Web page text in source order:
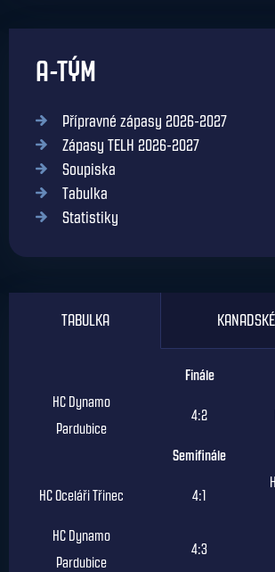
A-TÝM
Přípravné zápasy 2026-2027
Zápasy TELH 2026-2027
Soupiska
Tabulka
Statistiky
TABULKA
Finále
HC Dynamo
Pardubice
4:2
Semifinále
HC Oceláři Třinec 4:1
HC Dynamo
Pardubice
4:3